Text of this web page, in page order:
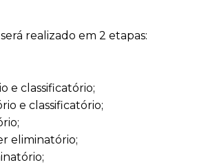
realizado em 2 etapas:
e classificatório;
e classificatório;
eliminatório;